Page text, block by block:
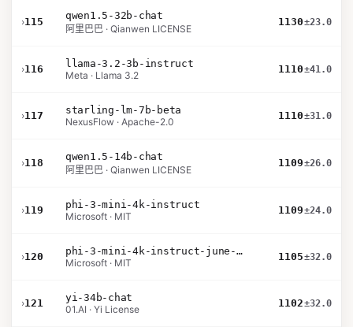
›115
qwen1.5-32b-chat
阿里巴巴 · Qianwen LICENSE
1130±23.0
›116
llama-3.2-3b-instruct
Meta · Llama 3.2
1110±41.0
›117
starling-lm-7b-beta
NexusFlow · Apache-2.0
1110±31.0
›118
qwen1.5-14b-chat
阿里巴巴 · Qianwen LICENSE
1109±26.0
›119
phi-3-mini-4k-instruct
Microsoft · MIT
1109±24.0
›120
phi-3-mini-4k-instruct-june-2024
Microsoft · MIT
1105±32.0
›121
yi-34b-chat
01.AI · Yi License
1102±32.0